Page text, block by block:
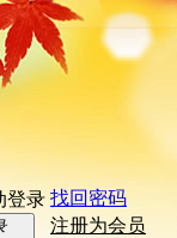
登录 找回密码
注册为会员